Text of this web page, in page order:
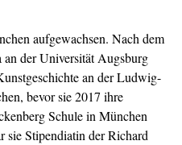
aufgewachsen. Nach dem
an der Universität Augsburg
an der Ludwig-
bevor sie 2017 ihre
Schule in München
sie Stipendiatin der Richard